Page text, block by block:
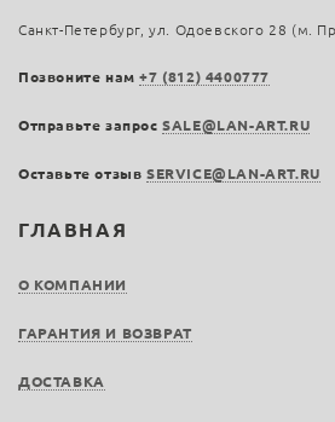
ГЛАВНАЯ
О КОМПАНИИ
ГАРАНТИЯ И ВОЗВРАТ
ДОСТАВКА
Санкт-Петербург, ул. Одоевского 28 (м.
Позвоните нам+7 (812) 4400777
Отправьте запросSALE@LAN-ART.RU
Оставьте отзыв SERVICE@LAN-ART.RU